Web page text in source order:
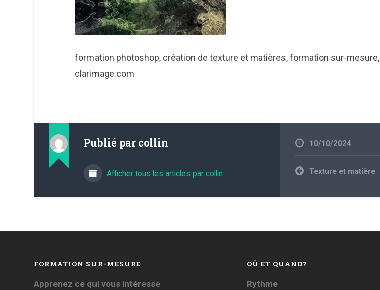
formation photoshop, création de texture et matières, formation sur-mesure,
clarimage.com
Publié par collin
Afficher tous les articles par collin
10/10/2024
Navigation
de
Texture et matière
FORMATION SUR-MESURE
Apprenez ce qui vous intéresse
OÙ ET QUAND?
Rythme